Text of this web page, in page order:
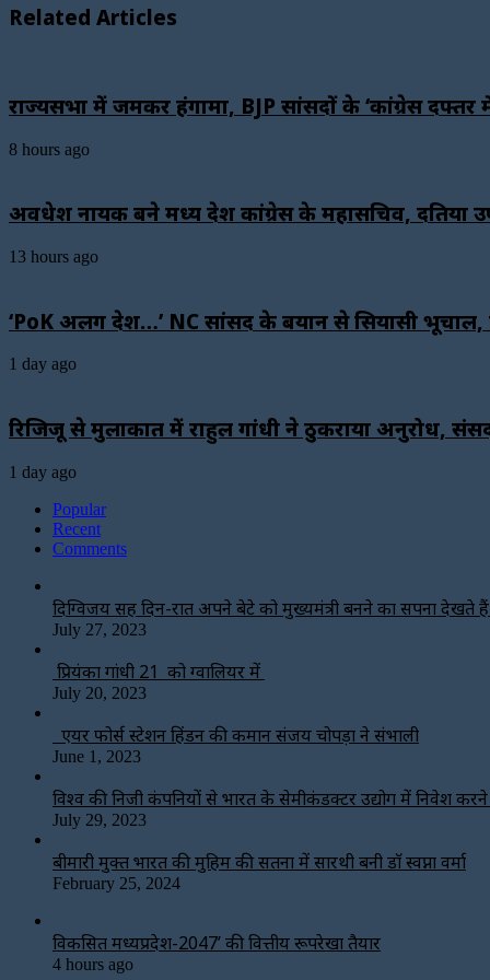
Related Articles
राज्यसभा में जमकर हंगामा, BJP सांसदों के ‘कांग्रेस दफ्तर
8 hours ago
अवधेश नायक बने मध्य प्रदेश कांग्रेस के महासचिव, दतिया
13 hours ago
‘PoK अलग देश…’ NC सांसद के बयान से सियासी भूचाल,
1 day ago
रिजिजू से मुलाकात में राहुल गांधी ने ठुकराया अनुरोध,
1 day ago
Popular
Recent
Comments
दिग्विजय सिंह दिन-रात अपने बेटे को मुख्यमंत्री बनने का सपना देखते हैं-
July 27, 2023
प्रियंका गांधी 21 को ग्वालियर में
July 20, 2023
एयर फोर्स स्टेशन हिंडन की कमान संजय चोपड़ा ने संभाली
June 1, 2023
विश्‍व की निजी कंपनियों से भारत के सेमीकंडक्टर उद्योग में निवेश
July 29, 2023
बीमारी मुक्त भारत की मुहिम की सतना में सारथी बनी डाॅ स्वप्ना वर्मा
February 25, 2024
विकसित मध्यप्रदेश-2047’ की वित्तीय रूपरेखा तैयार
4 hours ago